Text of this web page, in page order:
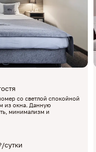
со светлой спокойной
из окна. Данную
минимализм и
сутки